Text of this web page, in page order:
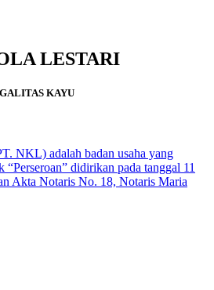
LESTARI
KAYU
NKL) adalah badan usaha yang
“Perseroan” didirikan pada tanggal 11
Akta Notaris No. 18, Notaris Maria